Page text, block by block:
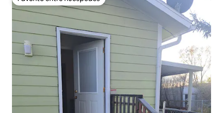
Favorito entre huéspedes